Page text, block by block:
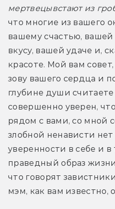
мертвецывстают из
что многие из вашего
вашему счастью,
вкусу, вашей удаче и,
красоте. Мой вам
зову вашего сердца и
глубине души
совершенно уверен,
рядом с вами, со мной
злобной ненависти
уверенности в себе и
праведный образ
что говорят
мэм, как вам известно,